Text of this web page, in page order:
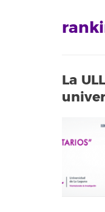
La